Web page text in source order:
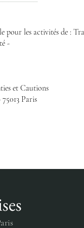
pour les activités de :
-
et Cautions
Paris